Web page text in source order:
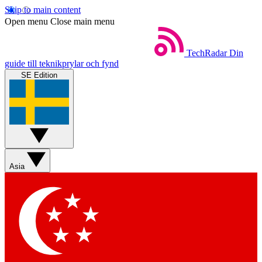
Skip to main content
Open menu Close main menu
TechRadar Din
guide till teknikprylar och fynd
SE Edition
Asia